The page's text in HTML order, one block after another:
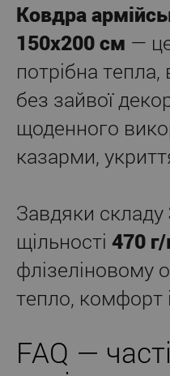
Ковдра
150x200 см —
потрібна
без зайвої
щоденного
казарми,
Завдяки складу
щільності 470
флізеліновому
тепло, комфорт
FAQ —